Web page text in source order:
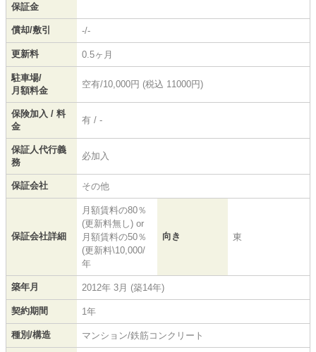
保証金
償却/敷引 -/-
更新料 0.5ヶ月
駐車場/
月額料金
空有/10,000円 (税込 11000円)
保険加入 / 料
金
有 / -
保証人代行義
務
必加入
保証会社 その他
保証会社詳細
月額賃料の80％
(更新料無し) or
月額賃料の50％
(更新料\10,000/
年
向き 東
築年月 2012年 3月 (築14年)
契約期間 1年
種別/構造 マンション/鉄筋コンクリート